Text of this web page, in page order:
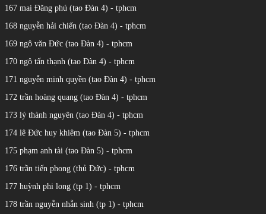
167 mai Đăng phú (tao Đàn 4) - tphcm
168 nguyễn hải chiến (tao Đàn 4) - tphcm
169 ngô văn Đức (tao Đàn 4) - tphcm
170 ngô tấn thạnh (tao Đàn 4) - tphcm
171 nguyễn minh quyền (tao Đàn 4) - tphcm
172 trần hoàng quang (tao Đàn 4) - tphcm
173 lý thành nguyên (tao Đàn 4) - tphcm
174 lê Đức huy khiêm (tao Đàn 5) - tphcm
175 phạm anh tài (tao Đàn 5) - tphcm
176 trần tiến phong (thủ Đức) - tphcm
177 huỳnh phi long (tp 1) - tphcm
178 trần nguyễn nhẫn sinh (tp 1) - tphcm